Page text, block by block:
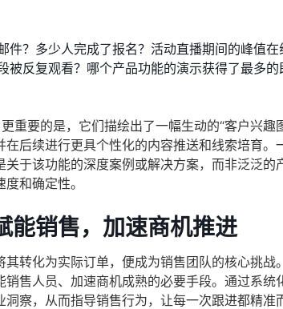
件？多少人完成了报名？活动直播期间的峰值在
被反复观看？哪个产品功能的演示获得了最多
重要的是，它们描绘出了一幅生动的“客户兴趣
后续进行更具个性化的内容推送和线索培育。
于该功能的深度案例或解决方案，而非泛泛
和确定性。
能销售，加速商机推进
转化为实际订单，便成为销售团队的核心挑
售人员、加速商机成熟的必要手段。通过系
察，从而指导销售行为，让每一次跟进都精准